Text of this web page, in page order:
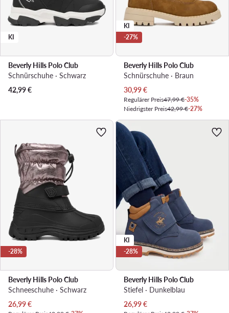
KI
Beverly Hills Polo Club
Schnürschuhe · Schwarz
42,99€
KI
-27%
Beverly Hills Polo Club
Schnürschuhe · Braun
Aktueller Preis
30,99€
Regulärer Preis47,99 €-35%
Niedrigster Preis42,99 €-27%
-28%
Beverly Hills Polo Club
Schneeschuhe · Schwarz
Aktueller Preis
26,99€
KI
-28%
Beverly Hills Polo Club
Stiefel · Dunkelblau
Aktueller Preis
26,99€